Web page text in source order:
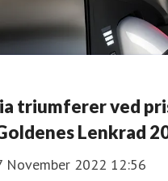
triumferer ved
Lenkrad
November 2022 12:56